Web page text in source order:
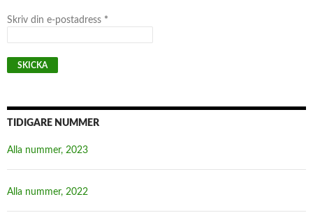
Skriv din e-postadress *
TIDIGARE NUMMER
Alla nummer, 2023
Alla nummer, 2022